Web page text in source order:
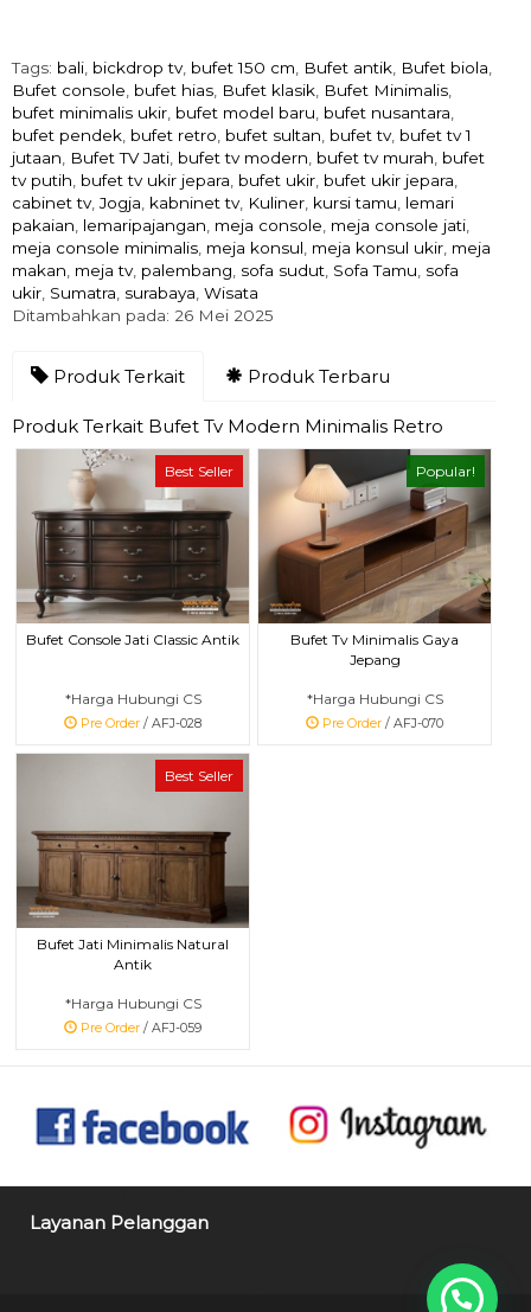
Tags: bali bickdrop tv, bufet 150 cm Bufet antik Bufet biola
Bufet console bufet hias Bufet klasik Bufet Minimalis
bufet minimalis ukir bufet model baru bufet nusantara
bufet pendek bufet retro bufet sultan bufet tv, bufet tv 1
jutaan
Bufet TV Jati bufet tv modern bufet tv murah bufet
tv putih bufet tv ukir jepara bufet ukir bufet ukir jepara
cabinet tv,Jogja kabninet tv, Kuliner kursi tamu lemari
pakaian lemaripajangan meja console meja console jati
meja console minimalis meja konsul meja konsul ukir meja
makan meja tv, palembang sofa sudut Sofa Tamu sofa
ukir Sumatra surabaya Wisata
Ditambahkan pada: 26 Mei 2025
Produk Terkait Produk Terbaru
Produk Terkait Bufet Tv Modern Minimalis Retro
Best Seller
Bufet Console Jati Classic Antik
*Harga Hubungi CS
Pre Order / AFJ-028
Popular!
Bufet Tv Minimalis Gaya
Jepang
*Harga Hubungi CS
Pre Order / AFJ-070
Best Seller
Bufet Jati Minimalis Natural
Antik
*Harga Hubungi CS
Pre Order / AFJ-059
Layanan Pelanggan